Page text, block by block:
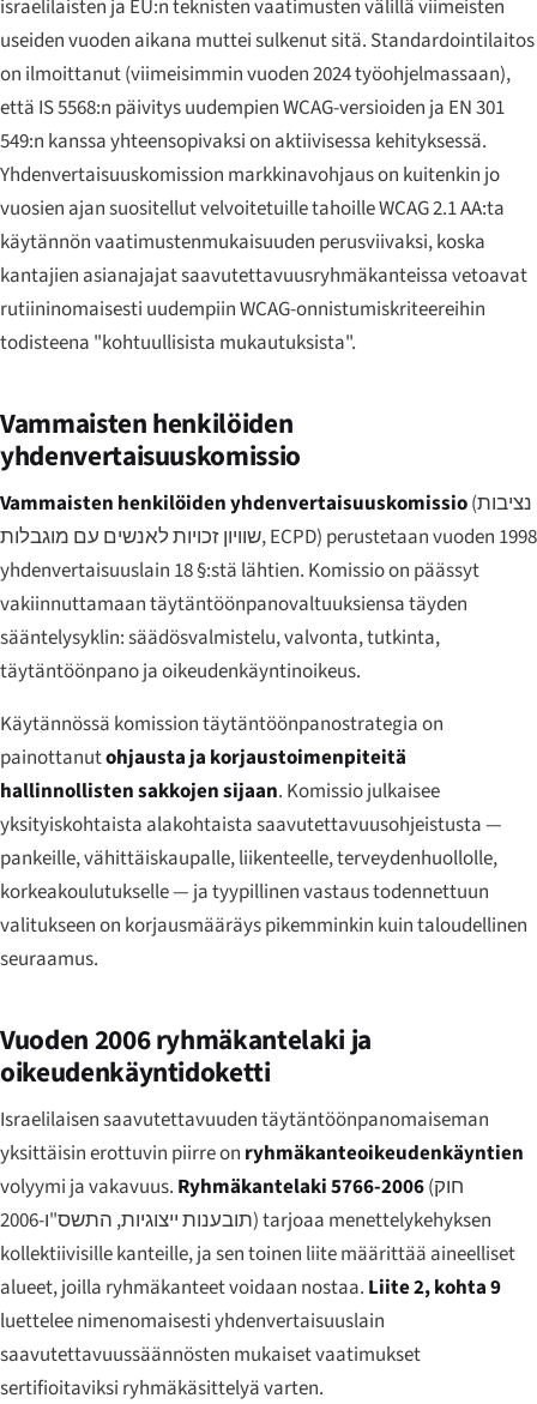
israelilaisten ja EU:n teknisten vaatimusten välillä viimeisten
useiden vuoden aikana muttei sulkenut sitä. Standardointilaitos
on ilmoittanut (viimeisimmin vuoden 2024 työohjelmassaan),
että IS 5568:n päivitys uudempien WCAG-versioiden ja EN 301
549:n kanssa yhteensopivaksi on aktiivisessa kehityksessä.
Yhdenvertaisuuskomission markkinavohjaus on kuitenkin jo
vuosien ajan suositellut velvoitetuille tahoille WCAG 2.1 AA:ta
käytännön vaatimustenmukaisuuden perusviivaksi, koska
kantajien asianajajat saavutettavuusryhmäkanteissa vetoavat
rutiininomaisesti uudempiin WCAG-onnistumiskriteereihin
todisteena "kohtuullisista mukautuksista".
Vammaisten henkilöiden
yhdenvertaisuuskomissio
Vammaisten henkilöiden yhdenvertaisuuskomissio(נציבות
שוויון זכויות לאנשים עם מוגבלות, ECPD) perustetaan vuoden 1998
yhdenvertaisuuslain 18 §:stä lähtien. Komissio on päässyt
vakiinnuttamaan täytäntöönpanovaltuuksiensa täyden
sääntelysyklin: säädösvalmistelu, valvonta, tutkinta,
täytäntöönpano ja oikeudenkäyntinoikeus.
Käytännössä komission täytäntöönpanostrategia on
painottanutohjausta ja korjaustoimenpiteitä
hallinnollisten sakkojen sijaan. Komissio julkaisee
yksityiskohtaista alakohtaista saavutettavuusohjeistusta —
pankeille, vähittäiskaupalle, liikenteelle, terveydenhuollolle,
korkeakoulutukselle — ja tyypillinen vastaus todennettuun
valitukseen on korjausmääräys pikemminkin kuin taloudellinen
seuraamus.
Vuoden 2006 ryhmäkantelaki ja
oikeudenkäyntidoketti
Israelilaisen saavutettavuuden täytäntöönpanomaiseman
yksittäisin erottuvin piirre on ryhmäkanteoikeudenkäyntien
volyymi ja vakavuus. Ryhmäkantelaki 5766-2006(חוק
תובענות ייצוגיות, התשס"ו-2006) tarjoaa menettelykehyksen
kollektiivisille kanteille, ja sen toinen liite määrittää aineelliset
alueet, joilla ryhmäkanteet voidaan nostaa. Liite 2, kohta 9
luettelee nimenomaisesti yhdenvertaisuuslain
saavutettavuussäännösten mukaiset vaatimukset
sertifioitaviksi ryhmäkäsittelyä varten.